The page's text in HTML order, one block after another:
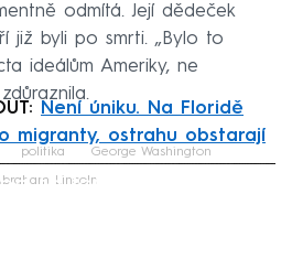
odmítá. Její dědeček
již byli po smrti. „Bylo to
ideálům Ameriky, ne
Není úniku. Na Floridě
migranty, ostrahu obstarají
to fetch
politika George Washington
Lincoln